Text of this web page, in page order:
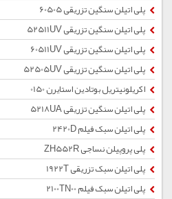
پلی اتیلن سنگین تزریقی 60505
پلی اتیلن سنگین تزریقی 52511UV
پلی اتیلن سنگین تزریقی 60511UV
پلی اتیلن سنگین تزریقی 52505UV
اکریلونیتریل بوتادین استایرن 0150
پلی اتیلن سنگین تزریقی 5218UA
پلی اتیلن سبک فیلم 2420D
پلی پروپیلن نساجی ZH552R
پلی اتیلن سبک تزریقی 1922T
پلی اتیلن سبک فیلم 2100TN00